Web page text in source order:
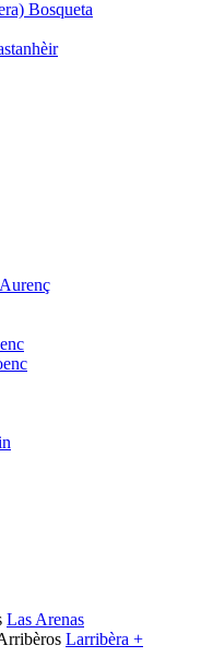
Bosqueta
Las Arenas
Larribèra +